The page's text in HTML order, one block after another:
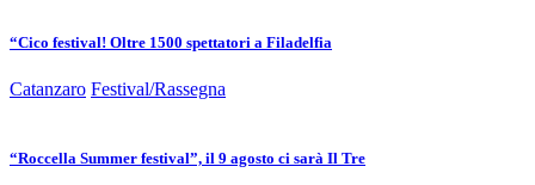
“Cico festival! Oltre 1500 spettatori a Filadelfia
Catanzaro Festival/Rassegna
“Roccella Summer festival”, il 9 agosto ci sarà Il Tre